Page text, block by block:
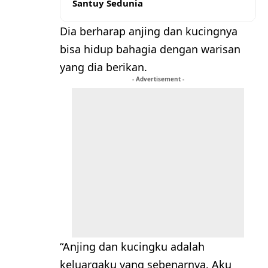
Santuy Sedunia
Dia berharap anjing dan kucingnya
bisa hidup bahagia dengan warisan
yang dia berikan.
- Advertisement -
“Anjing dan kucingku adalah
keluargaku yang sebenarnya. Aku